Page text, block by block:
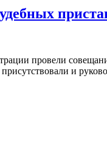
провели
и